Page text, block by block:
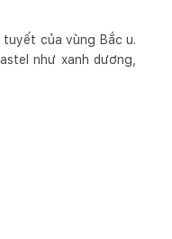
của vùng Bắc u.
như xanh dương,